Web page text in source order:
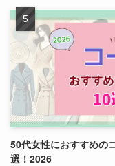
50代女性におすすめの
選！2026